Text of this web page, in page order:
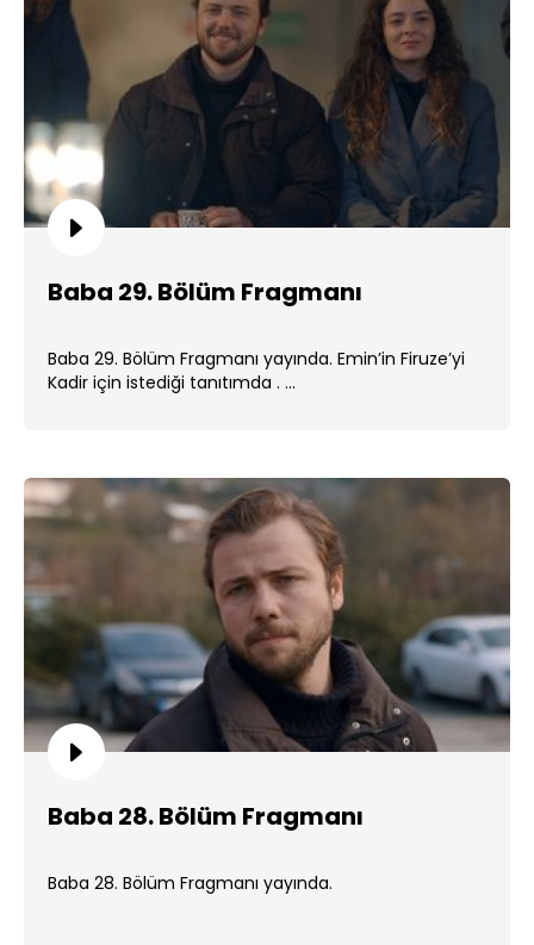
Baba 29. Bölüm Fragmanı
Baba 29. Bölüm Fragmanı yayında. Emin’in Firuze’yi
Kadir için istediği tanıtımda . ...
Baba 28. Bölüm Fragmanı
Baba 28. Bölüm Fragmanı yayında.